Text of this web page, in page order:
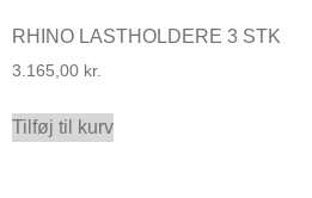
RHINO LASTHOLDERE 3 STK
3.165,00 kr.
Tilføj til kurv